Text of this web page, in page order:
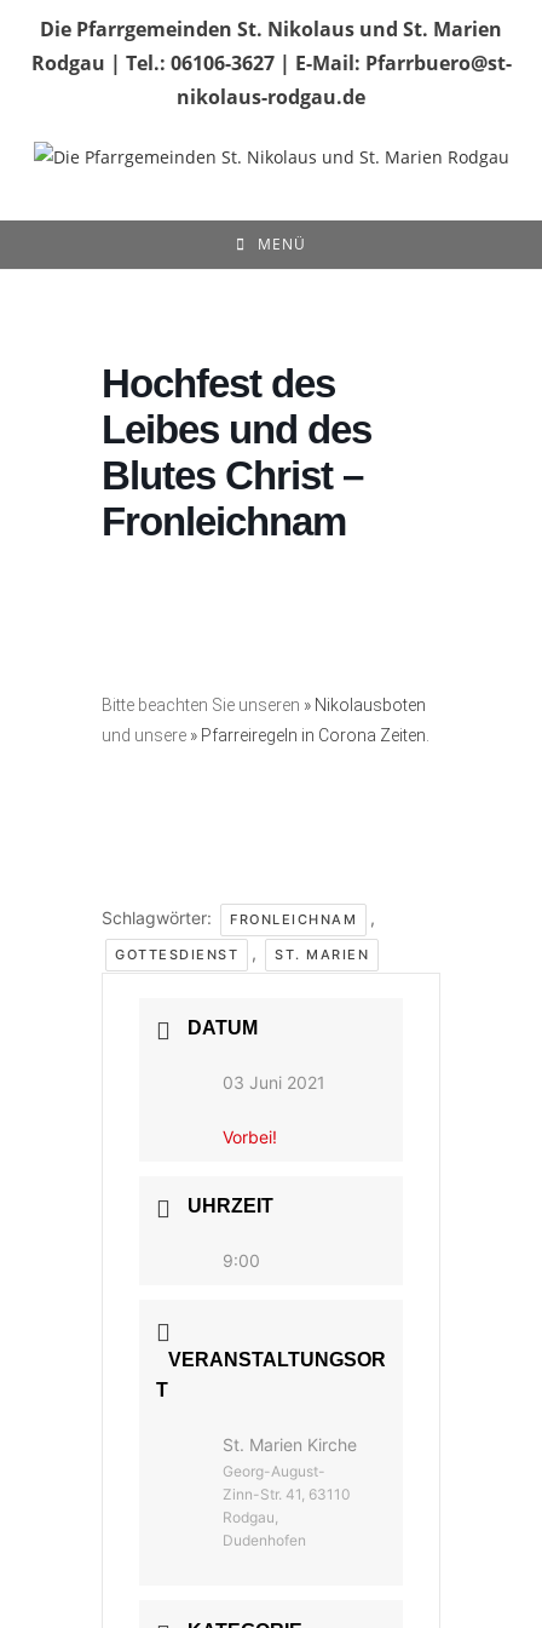
Inhalt
springen
Die Pfarrgemeinden St. Nikolaus und St. Marien
Rodgau | Tel.: 06106-3627 | E-Mail: Pfarrbuero@st-
nikolaus-rodgau.de
MENÜ
Hochfest des
Leibes und des
Blutes Christ –
Fronleichnam
Bitte beachten Sie unseren » Nikolausboten
und unsere » Pfarreiregeln in Corona Zeiten.
Schlagwörter: FRONLEICHNAM ,
GOTTESDIENST , ST. MARIEN
DATUM
03 Juni 2021
Vorbei!
UHRZEIT
9:00
VERANSTALTUNGSOR
T
St. Marien Kirche
Georg-August-
Zinn-Str. 41, 63110
Rodgau,
Dudenhofen